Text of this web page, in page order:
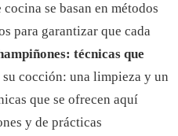
se basan en métodos
para garantizar que cada
técnicas que
cocción: una limpieza y un
que se ofrecen aquí
y de prácticas